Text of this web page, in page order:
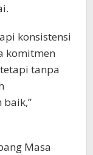
konsistensi
komitmen
tanpa
baik,”
Masa